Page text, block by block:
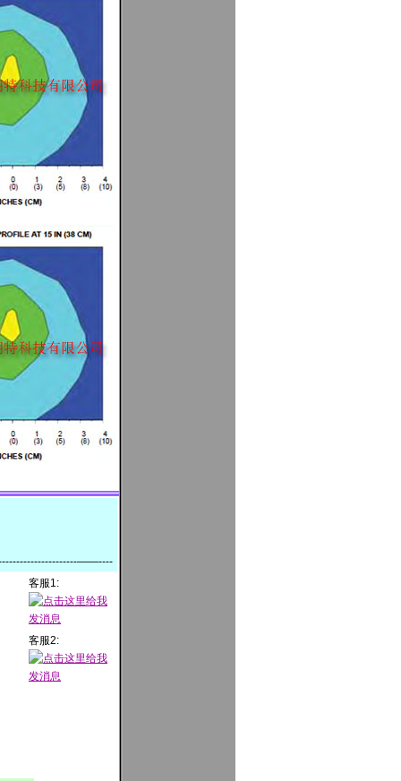
——----
客服1:
客服2: